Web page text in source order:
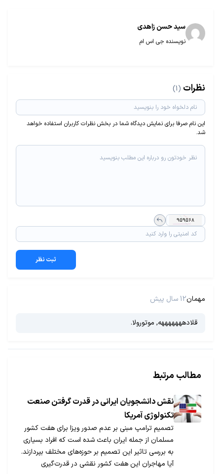
سید حسن زاهدی
نویسنده جی اس ام
نظرات (1)
این نام صرفا برای نمایش دیدگاه شما در بخش نظرات کاربران استفاده خواهد
شد.
ثبت نظر
مهمان12 سال پیش
قلادهههههههه, موتورولا.
مطالب مرتبط
نقش دانشجویان ایرانی در قدرت‌ گرفتن صنعت
تکنولوژی آمریکا
تصمیم ترامپ مبنی بر عدم صدور ویزا برای هفت کشور
مسلمان از جمله ایران باعث شده است که افراد بسیاری
به بررسی تاثیر این تصمیم بر حوزه‌های مختلف بپردازند.
آیا مهاجران این هفت کشور نقشی در قدرت‌گیری